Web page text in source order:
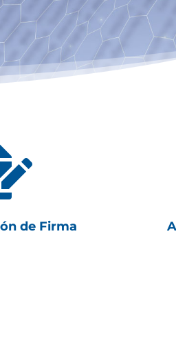
de Firma